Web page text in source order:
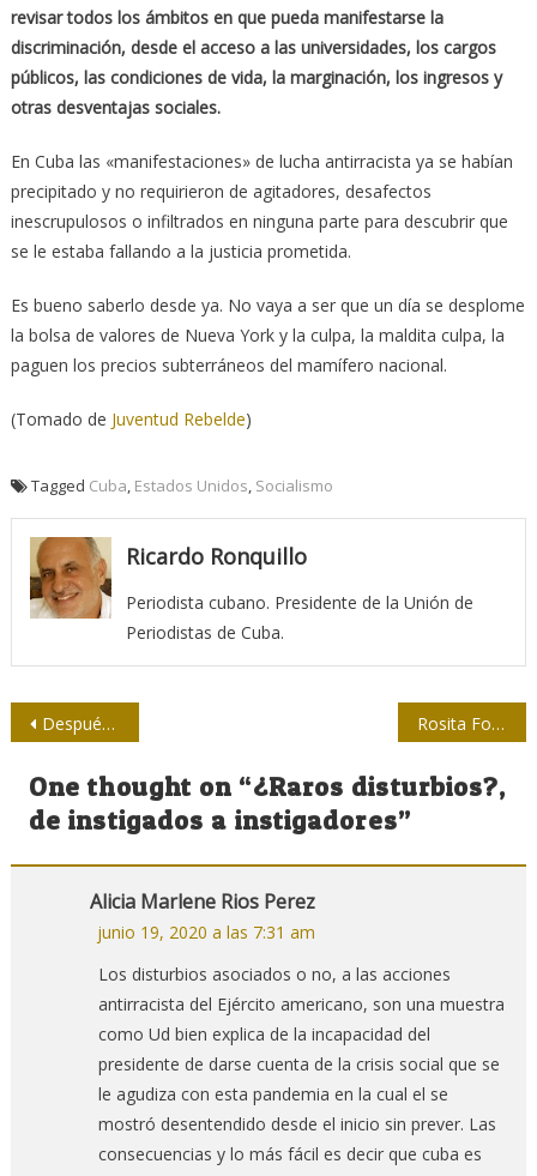
revisar todos los ámbitos en que pueda manifestarse la
discriminación, desde el acceso a las universidades, los cargos
públicos, las condiciones de vida, la marginación, los ingresos y
otras desventajas sociales.
En Cuba las «manifestaciones» de lucha antirracista ya se habían
precipitado y no requirieron de agitadores, desafectos
inescrupulosos o infiltrados en ninguna parte para descubrir que
se le estaba fallando a la justicia prometida.
Es bueno saberlo desde ya. No vaya a ser que un día se desplome
la bolsa de valores de Nueva York y la culpa, la maldita culpa, la
paguen los precios subterráneos del mamífero nacional.
(Tomado de Juventud Rebelde)
Tagged Cuba, Estados Unidos, Socialismo
Ricardo Ronquillo
Periodista cubano. Presidente de la Unión de
Periodistas de Cuba.
Navegación
de
entradas
Después de tanto atacar a periodistas, Jair Bolsonaro dice que violencia contra el gremio es inaceptable Rosita Fornés: una Diva reconocida y respetada por la prensa cubana
One thought on “¿Raros disturbios?,
de instigados a instigadores”
Alicia Marlene Rios Perez
junio 19, 2020 a las 7:31 am
Los disturbios asociados o no, a las acciones
antirracista del Ejército americano, son una muestra
como Ud bien explica de la incapacidad del
presidente de darse cuenta de la crisis social que se
le agudiza con esta pandemia en la cual el se
mostró desentendido desde el inicio sin prever. Las
consecuencias y lo más fácil es decir que cuba es